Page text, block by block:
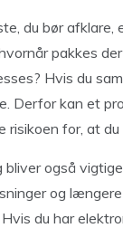
du bør
pakkes
Hvis du
Derfor kan et
risikoen for, at
bliver også
og
du har